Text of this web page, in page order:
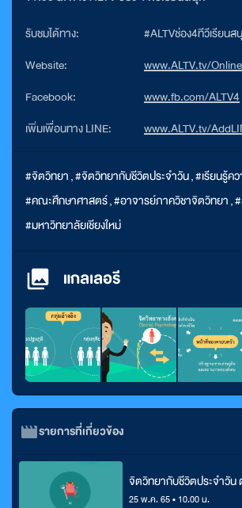
รับชมได้ทาง:
#ALTVช่อง4ทีวีเรียน
Website:
www.ALTV.tv/
Facebook:
www.fb.com/ALTV4
เพิ่มเพื่อนทาง LINE:
www.ALTV.tv/
#จิตวิทยา,#จิตวิทยากับชีวิตประจำวัน,#เรียนรู้ค
#คณะศึกษาศาสตร์,#อาจารย์ภาควิชาจิตวิทยา,
#มหาวิทยาลัยเชียงใหม่
แกลเลอรี
รายการที่เกี่ยวข้อง
จิตวิทยากับชีวิตประจำวัน
25 พ.ค. 65 • 10.00 น.